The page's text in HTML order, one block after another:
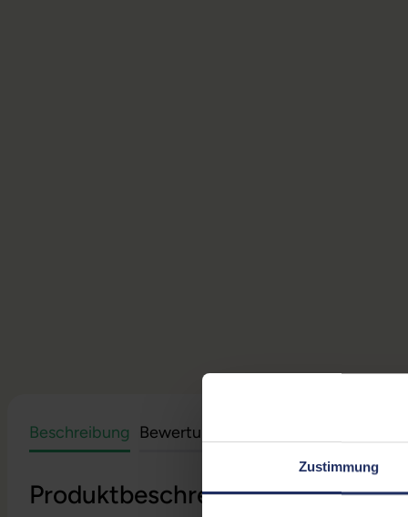
Zustimmung
Beschreibung Bewertungen
Produktbeschreibung